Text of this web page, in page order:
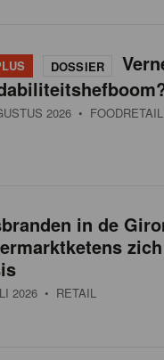
DOSSIER
2026 • FOODRETAIL
in de
2026 • RETAIL